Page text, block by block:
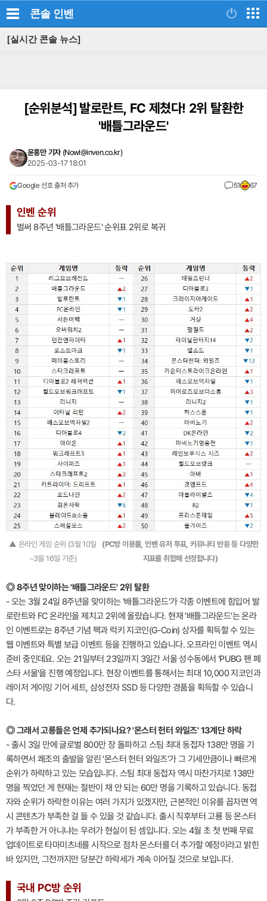
콘솔 인벤
[실시간 콘솔 뉴스]
[순위분석]발로란트, FC 제쳤다! 2위 탈환한
'배틀그라운드'
윤홍만 기자 (Nowl@inven.co.kr)
2025-03-17 18:01
Google 선호 출처 추가 51 67
인벤 순위
벌써 8주년 '배틀그라운드' 순위표 2위로 복귀
▲ 온라인 게임 순위 (3월 10일
~3월 16일 기준)
(PC방 이용률, 인벤 유저 투표, 커뮤니티 반응 등 다양한
지표를 취합해 선정합니다)
◎ 8주년 맞이하는 '배틀그라운드' 2위 탈환
- 오는 3월 24일 8주년을 맞이하는 '배틀그라운드'가 각종 이벤트에 힘입어 발
로란트와 FC 온라인을 제치고 2위에 올랐습니다. 현재 '배틀그라운드'는 온라
인 이벤트로는 8주년 기념 팩과 럭키 지코인(G-Coin) 상자를 획득할 수 있는
웹 이벤트와 특별 보급 이벤트 등을 진행하고 있습니다. 오프라인 이벤트 역시
준비 중인데요. 오는 21일부터 23일까지 3일간 서울 성수동에서 'PUBG 팬 페
스타 서울'을 진행 예정입니다. 현장 이벤트를 통해서는 최대 10,000 지코인과
레이저 게이밍 기어 세트, 삼성전자 SSD 등 다양한 경품을 획득할 수 있습니
다.
◎ 그래서 고룡들은 언제 추가되나요? '몬스터 헌터 와일즈' 13계단 하락
- 출시 3일 만에 글로벌 800만 장 돌파하고 스팀 최대 동접자 138만 명을 기
록하면서 쾌조의 출발을 알린 '몬스터 헌터 와일즈'가 그 기세만큼이나 빠르게
순위가 하락하고 있는 모습입니다. 스팀 최대 동접자 역시 마찬가지로 138만
명을 찍었던 게 현재는 절반이 채 안 되는 60만 명을 기록하고 있습니다. 동접
자와 순위가 하락한 이유는 여러 가지가 있겠지만, 근본적인 이유를 꼽자면 역
시 콘텐츠가 부족한 걸 들 수 있을 것 같습니다. 출시 직후부터 고룡 등 몬스터
가 부족한 거 아니냐는 우려가 현실이 된 셈입니다. 오는 4월 초 첫 번째 무료
업데이트로 타마미츠네를 시작으로 점차 몬스터를 더 추가할 예정이라고 밝힌
바 있지만, 그전까지만 당분간 하락세가 계속 이어질 것으로 보입니다.
국내 PC방 순위